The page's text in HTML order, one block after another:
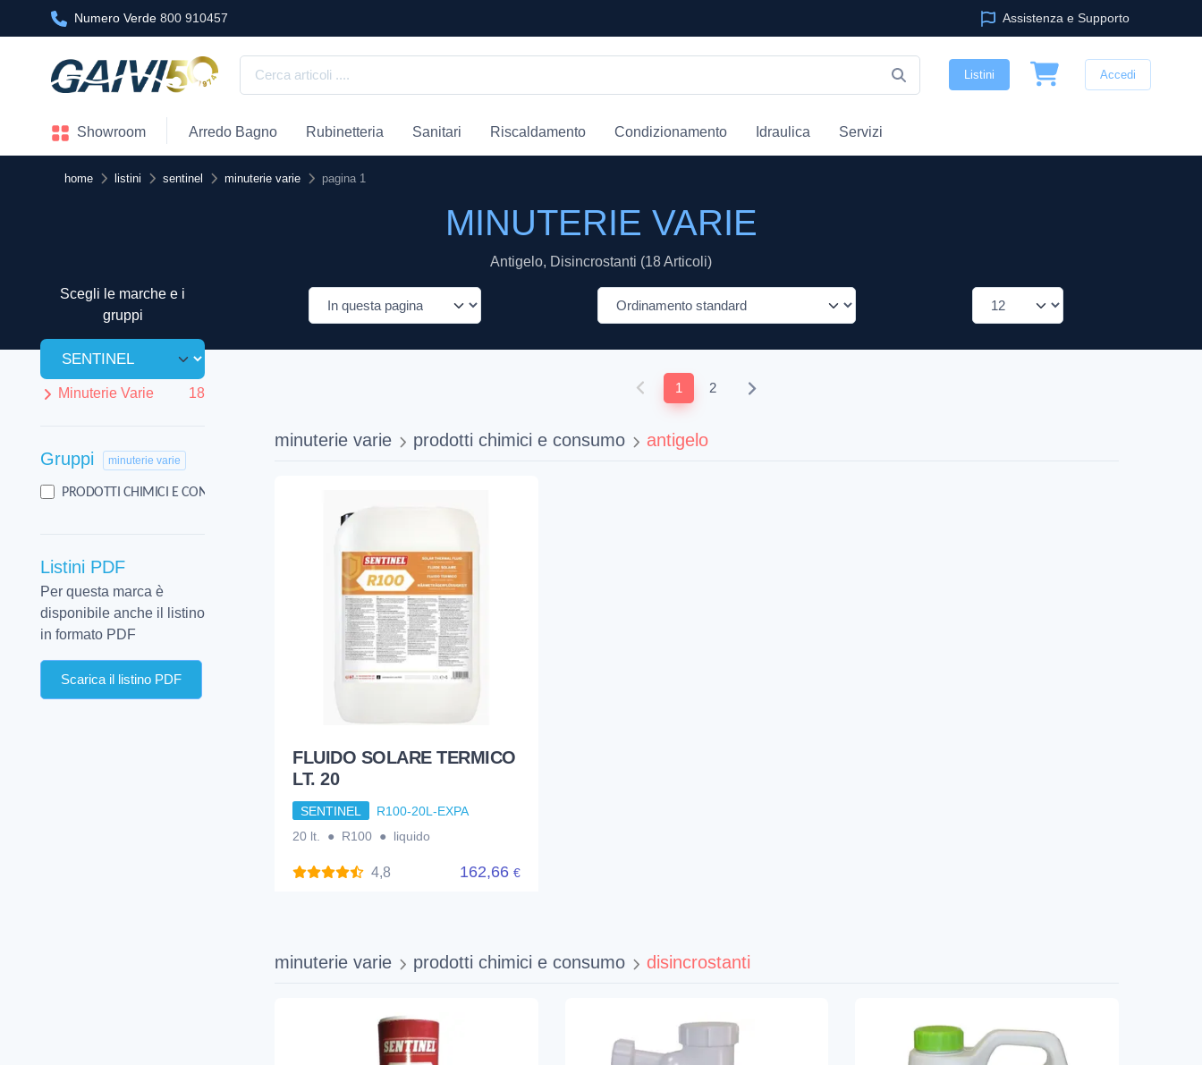
Numero Verde 800 910457 Assistenza e Supporto
Listini Accedi
Showroom Arredo Bagno Rubinetteria Sanitari Riscaldamento Condizionamento Idraulica Servizi
home listini sentinel minuterie varie pagina 1
MINUTERIE VARIE
Antigelo, Disincrostanti (18 Articoli)
Scegli le marche e i
gruppi
Minuterie Varie 18
Gruppi minuterie varie
PRODOTTI CHIMICI E CONSUMO
Listini PDF
Per questa marca è
disponibile anche il listino
in formato PDF
Scarica il listino PDF
1 2
minuterie varie prodotti chimici e consumo antigelo
FLUIDO SOLARE TERMICO
LT. 20
SENTINEL
R100-20L-EXPA
20 lt. ● R100 ● liquido
4,8 162,66 €
minuterie varie prodotti chimici e consumo disincrostanti